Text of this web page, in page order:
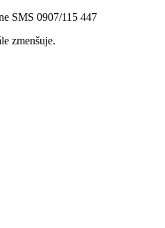
SMS 0907/115 447
zmenšuje.